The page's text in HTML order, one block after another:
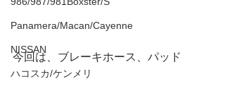
Panamera/Macan/Cayenne
NISSAN
ハコスカ/ケンメリ
今回は、ブレーキホース、パッド